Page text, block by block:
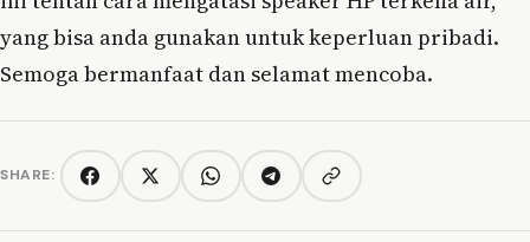
yang bisa anda gunakan untuk keperluan pribadi.
Semoga bermanfaat dan selamat mencoba.
SHARE: FacebookTwitter/XWhatsAppTelegramCopy link